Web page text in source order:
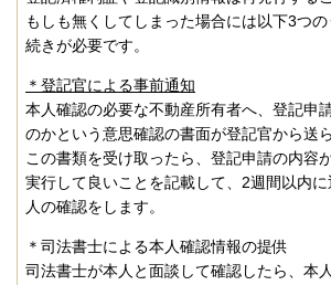
もしも無くしてしまった場合には以下3つの
続きが必要です。
＊登記官による事前通知
本人確認の必要な不動産所有者へ、登記申
のかという意思確認の書面が登記官から送
この書類を受け取ったら、登記申請の内容
実行して良いことを記載して、 2週間以内
人の確認をします。
＊司法書士による本人確認情報の提供
司法書士が本人と面談して確認したら、本